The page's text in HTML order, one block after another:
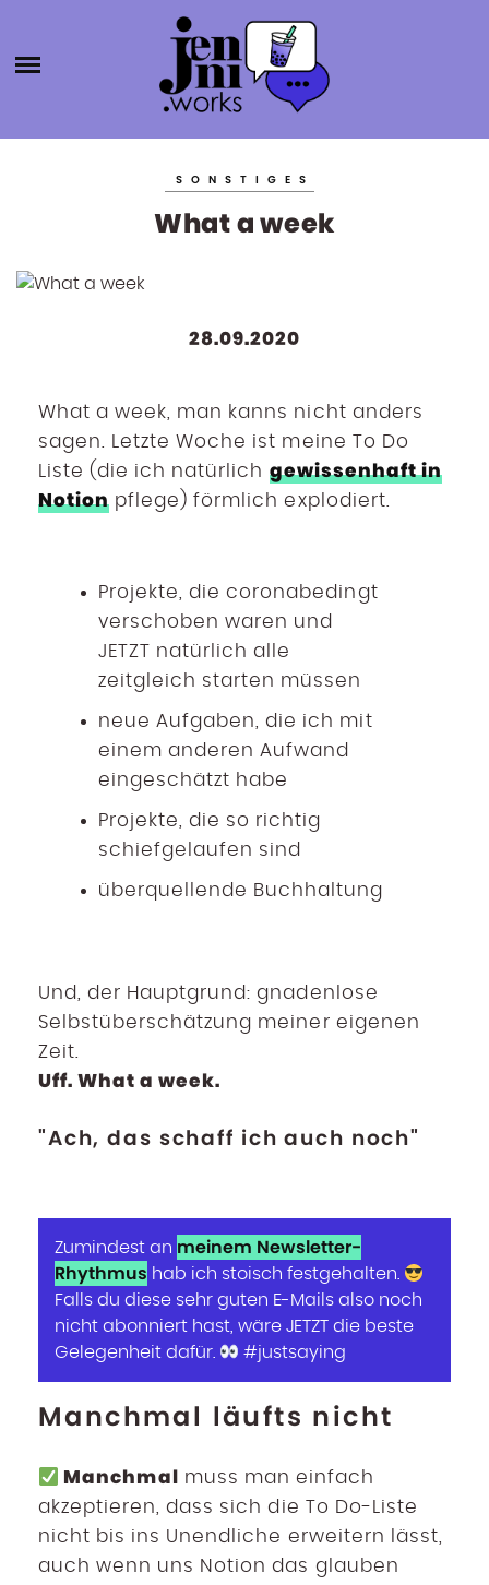
JENNI.W
ORKS
SELBSTSTÄNDIGKEIT
PRODUKTIVITÄT
SONSTIGES
What a week
28.09.2020
What a week, man kanns nicht anders
sagen. Letzte Woche ist meine To Do
Liste (die ich natürlich gewissenhaft in
Notion pflege) förmlich explodiert.
Projekte, die coronabedingt
verschoben waren und
JETZT natürlich alle
zeitgleich starten müssen
neue Aufgaben, die ich mit
einem anderen Aufwand
eingeschätzt habe
Projekte, die so richtig
schiefgelaufen sind
überquellende Buchhaltung
Und, der Hauptgrund: gnadenlose
Selbstüberschätzung meiner eigenen
Zeit.
Uff. What a week.
"Ach, das schaff ich auch noch"
Zumindest an meinem Newsletter-
Rhythmus hab ich stoisch festgehalten.
Falls du diese sehr guten E-Mails also noch
nicht abonniert hast, wäre JETZT die beste
Gelegenheit dafür.
#justsaying
Manchmal läufts nicht
Manchmal muss man einfach
akzeptieren,
dass sich die To Do-Liste
nicht bis ins Unendliche erweitern lässt,
auch wenn uns Notion das glauben